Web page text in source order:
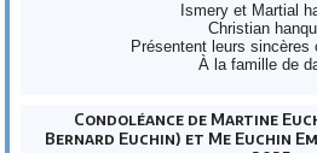
Ismery et Martial
Christian
Présentent leurs sincères
À la famille de
Condoléance de Martine
Bernard Euchin) et Me Euchin